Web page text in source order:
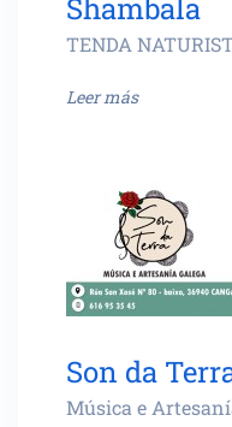
Shambala
TENDA
Leer más
Son da
Música e